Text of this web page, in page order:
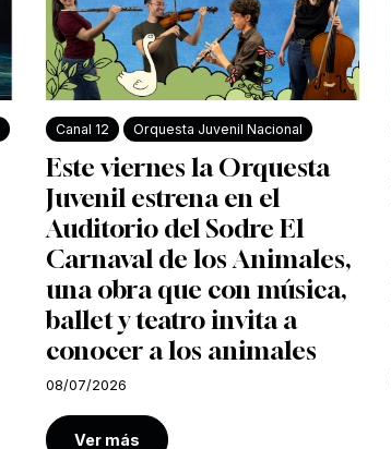
Canal 12 Orquesta Juvenil Nacional
Este viernes la Orquesta
Juvenil estrena en el
Auditorio del Sodre El
Carnaval de los Animales,
una obra que con música,
ballet y teatro invita a
conocer a los animales
08/07/2026
Ver más